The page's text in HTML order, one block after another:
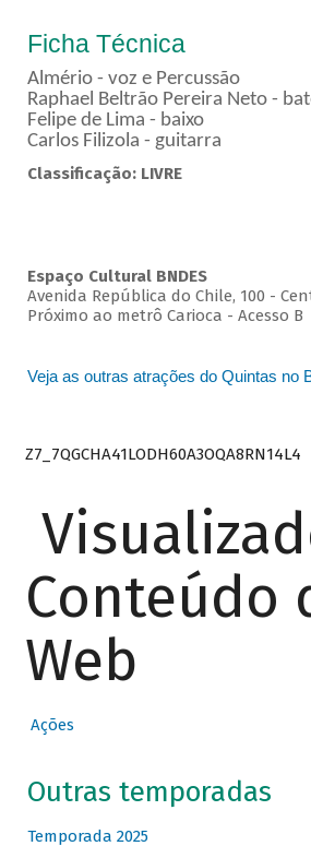
Ficha Técnica
Almério - voz e Percussão
Raphael Beltrão Pereira Neto -
Felipe de Lima - baixo
Carlos Filizola - guitarra
Classificação: LIVRE
Espaço Cultural BNDES
Avenida República do Chile, 100 -
Próximo ao metrô Carioca - Acesso B
Veja as outras atrações do Quintas no
Z7_7QGCHA41LODH60A3OQA8RN14L4
Conteúdo
Web
Ações
Outras temporadas
Temporada 2025